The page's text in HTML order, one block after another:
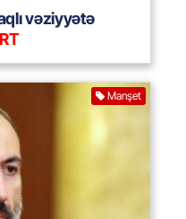
vəziyyətə
Manşet